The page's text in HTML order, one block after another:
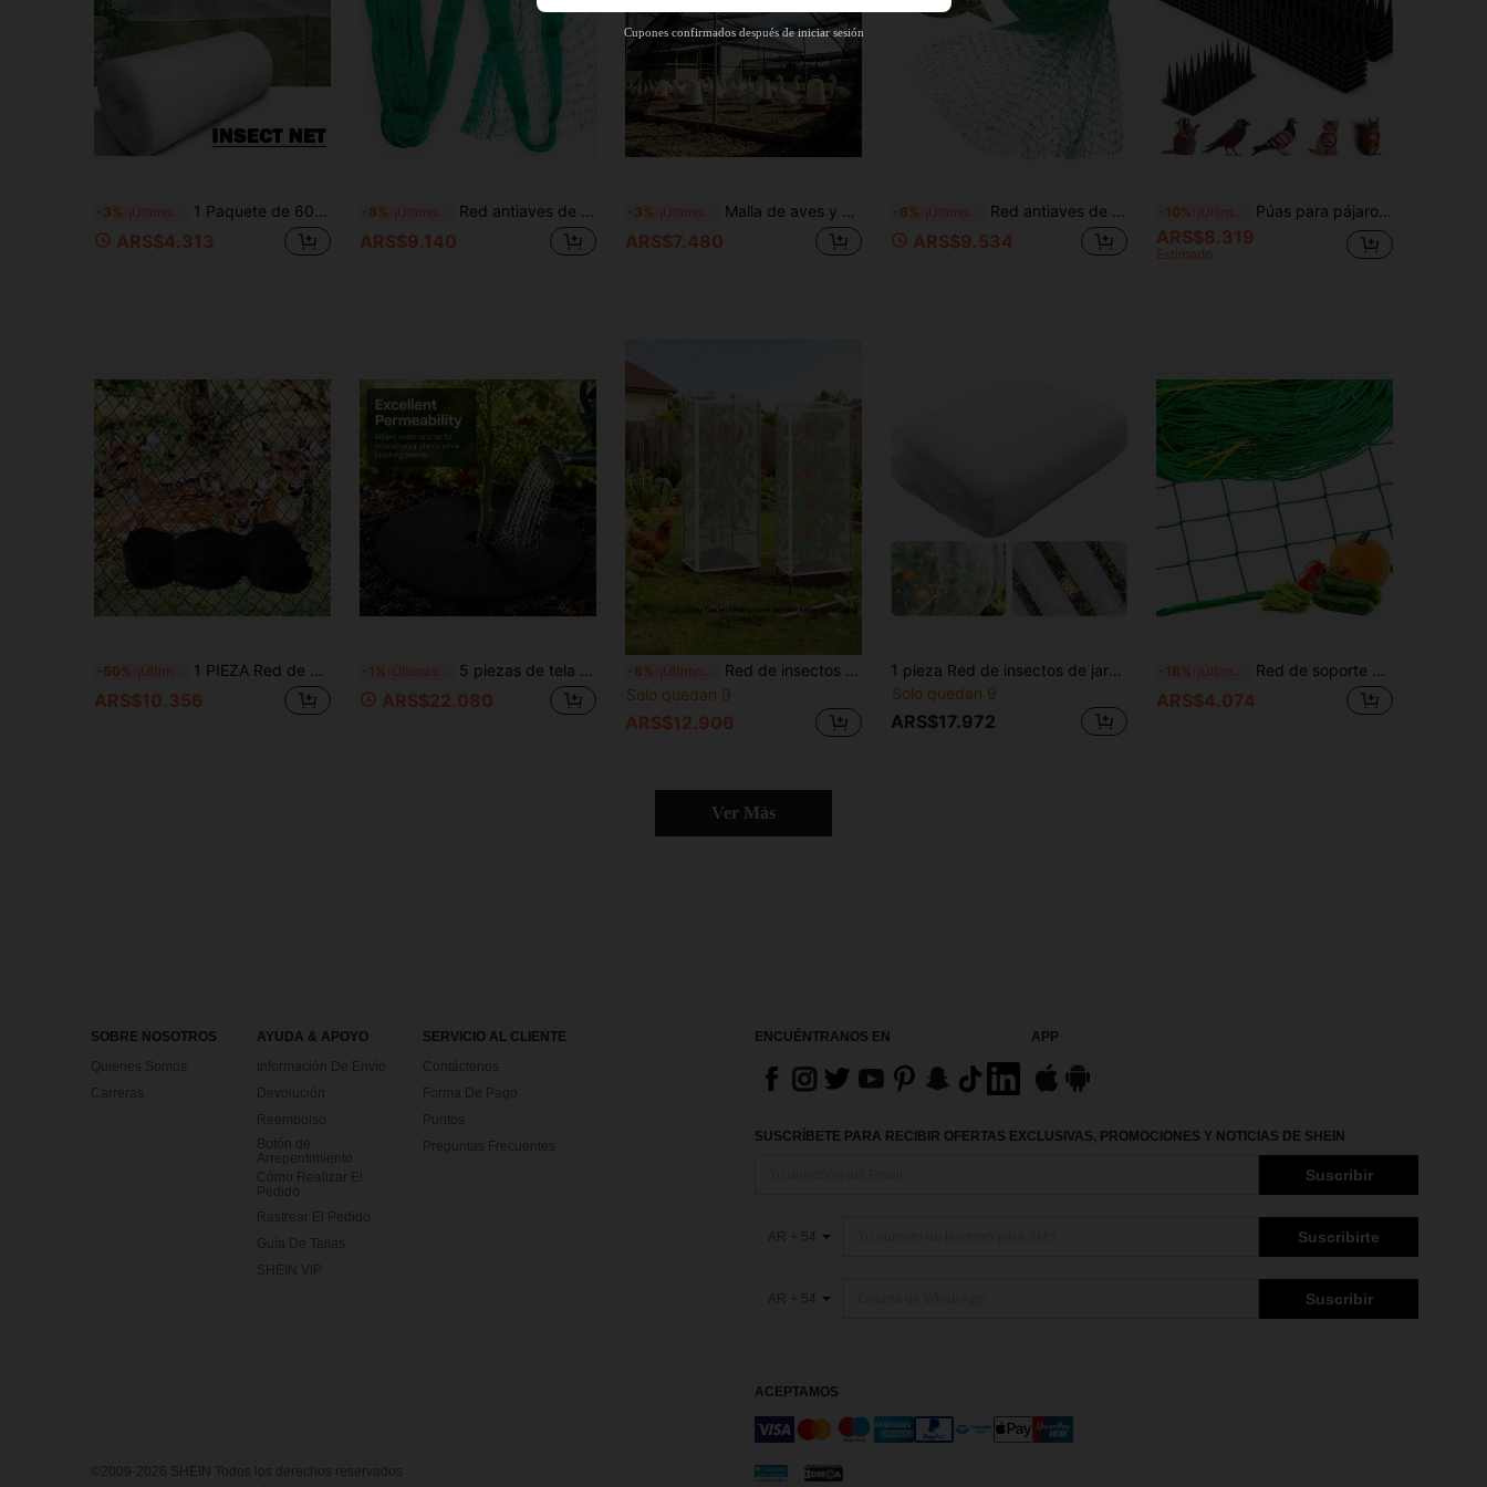
-3% ¡Últimos 3 días 1 Paquete de 60 Malla de Insectos, Hecho de Polietileno, Fácil de Cortar, Malla Transparente, Red de Protección para Frutas, Red de Protección de Plantas de Invernadero, Red a Prueba de Insectos de Invernadero, Película de Protección de Plantas y Frutas
ARS$4.313
-8% ¡Últimos 3 días Red antiaves de alta resistencia para jardín, protección de frutas y verduras, valla de malla de plástico para pájaros, ciervos, ardillas y otros animales
ARS$9.140
-3% ¡Últimos 3 días Malla de aves y aves de corral resistente, transpirable y resistente a los rayos UV, malla de jardín para arbustos de arándanos y árboles frutales, fácil instalación y reutilizable, malla de aves y aves de corral resistente, malla de jardín adecuada para arbustos de arándanos, árboles frutales, protección de techo contra águilas, nido de aves, jaula de pollos, malla de aves de corral, valla de pollos, malla de nailon resistente, malla de jardín reutilizable y resistente a los rayos UV, malla para árboles frutales
ARS$7.480
-6% ¡Últimos 2 días Red antiaves de alta resistencia para el jardín, protege frutas y verduras, valla de malla de plástico para pájaros, ciervos, ardillas y otros animales
ARS$9.534
-10% ¡Últimos 3 días Púas para pájaros, púas disuasorias de palomas para exteriores, púas para mantener alejados a los pájaros, disuasorio de mapaches, gatos y ardillas, púas de plástico para pájaros para patio, techo, valla, ventana y nido, color negro
ARS$8.319
Estimado
-50% ¡Últimos 2 días 1 PIEZA Red de protección para aves de alta resistencia, 750 cm x 1500 cm, adecuada para gallineros, plantas y verduras - Material de PVC duradero, mejora la protección del hábitat animal, red protectora reutilizable para aves de corral, ideal para pájaros, ciervos, ardillas, arbustos de arándanos, árboles frutales y huertos, cercado de cultivos y frutas trepadoras - Barrera de malla resistente para exteriores
ARS$10.356
-1% Últimas 3 hrs 5 piezas de tela de control redonda grande, cubierta de suelo de jardín transpirable y que retiene la humedad, alfombra barrera no tejida a prueba de heladas, almohadilla de protección de césped, alfombra para plantas, almohadilla de protección de anillo para árboles, inhibe eficazmente el crecimiento y protege las raíces de las plantas, alfombra barrera reutilizable para árboles, cubierta de tela de control de jardín, utilizada para el control y la protección de las raíces
ARS$22.080
-8% ¡Últimos 3 días
Red de insectos para hortalizas agrícolas, jaula de red para pájaros de jardín, diseñada especialmente para jaula cuadrada de tomate, con cremallera y cordón a prueba de insectos y pájaros, opción ideal para la protección de plantas
Solo quedan 9
ARS$12.906
1 pieza Red de insectos de jardín blanca, barrera contra plagas de malla de jardín, red de malla de jardín para insectos, red de jardín para camas elevadas, barrera de insectos de jardín, cubierta de malla para plantas para verduras, flores, frutas y plantas de invernadero, diseñada para una protección ultra fina de las plantas
Solo quedan 9
ARS$17.972
-18% ¡Últimos 3 días Red de soporte de nailon de alta calidad para el jardín, adecuada para luffa, campanilla, enredaderas, plantas trepadoras, vides de pepino, se puede usar como soporte de cultivo.
ARS$4.074
Ver Más
SOBRE NOSOTROS
Quienes Somos
Carreras
AYUDA & APOYO
Información De Envío
Devolución
Reembolso
Botón de
Arrepentimiento
Cómo Realizar El
Pedido
Rastrear El Pedido
Guía De Tallas
SHEIN VIP
SERVICIO AL CLIENTE
Contáctenos
Forma De Pago
Puntos
Preguntas Frecuentes
ENCUÉNTRANOS EN APP
SUSCRÍBETE PARA RECIBIR OFERTAS EXCLUSIVAS, PROMOCIONES Y NOTICIAS DE SHEIN
Suscribir
AR + 54 Suscribirte
AR + 54 Suscribir
ACEPTAMOS
©2009-2026 SHEIN Todos los derechos reservados
Cupones confirmados después de iniciar sesión